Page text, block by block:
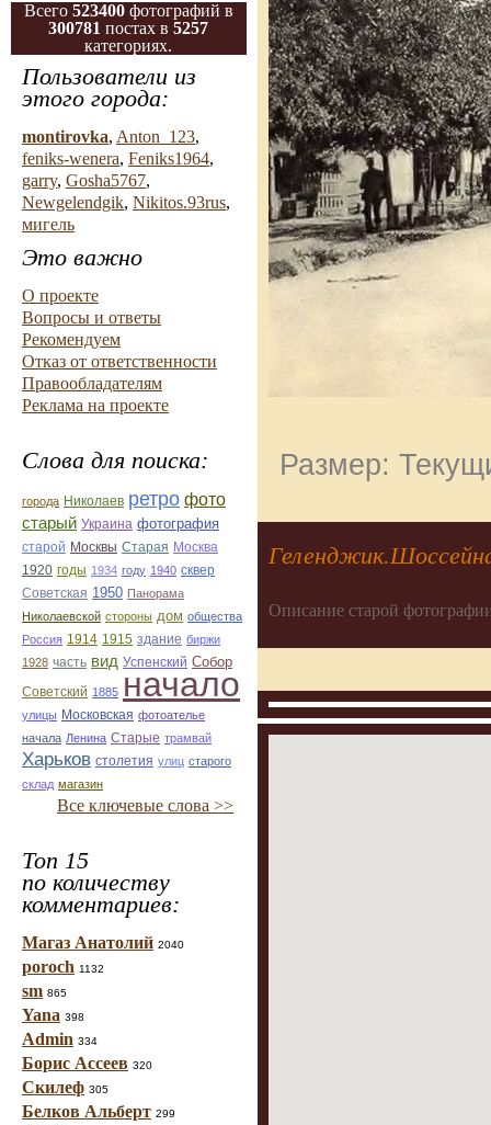
Всего 523400 фотографий в
300781 постах в5257
категориях.
Пользователи из
этого города:
montirovka, Anton_123,
feniks-wenera, Feniks1964,
garry, Gosha5767,
Newgelendgik, Nikitos.93rus,
мигель
Это важно
О проекте
Вопросы и ответы
Рекомендуем
Отказ от ответственности
Правообладателям
Реклама на проекте
Слова для поиска:
города Николаев ретро фото
старый Украина фотография
старой Москвы Старая Москва
1920 годы 1934 году 1940 сквер
Советская 1950 Панорама
Николаевской стороны дом общества
Россия 1914 1915 здание биржи
1928 часть вид Успенский Собор
Советский 1885 начало
улицы Московская фотоателье
начала Ленина Старые трамвай
Харьков столетия улиц старого
склад магазин
Все ключевые слова >>
Топ 15
по количеству
комментариев:
Магаз Анатолий 2040
poroch 1132
sm 865
Yana 398
Admin 334
Борис Ассеев 320
Скилеф 305
Белков Альберт 299
Размер:
Описание старой